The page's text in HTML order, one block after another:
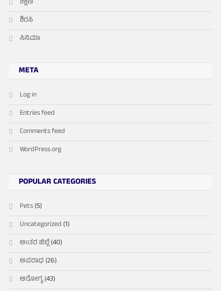
ಶಿರಸಿ
ಸಿನಿಮಾ
META
Log in
Entries feed
Comments feed
WordPress.org
POPULAR CATEGORIES
Pets(5)
Uncategorized (1)
ಅಂತರ ಜಿಲ್ಲೆ(40)
ಅಪರಾಧ (26)
ಆರೋಗ್ಯ(43)